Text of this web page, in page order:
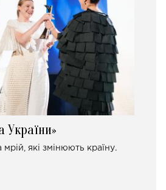
України»
мрій, які змінюють країну.